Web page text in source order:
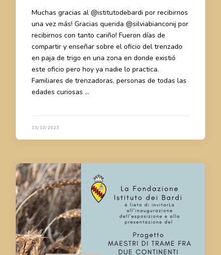
Muchas gracias al @istitutodebardi por recibirnos
una vez más! Gracias querida @silviabianconij por
recibirnos con tanto cariño! Fueron días de
compartir y enseñar sobre el oficio del trenzado
en paja de trigo en una zona en donde existió
este oficio pero hoy ya nadie lo practica.
Familiares de trenzadoras, personas de todas las
edades curiosas …
13/10/2023